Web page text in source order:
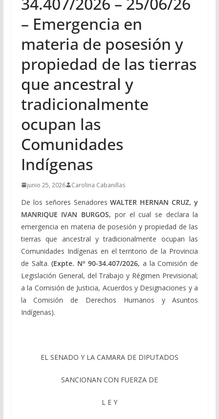
– Emergencia en
materia de posesión y
propiedad de las tierras
que ancestral y
tradicionalmente
ocupan las
Comunidades
Indígenas
junio 25, 2026 Carolina Cabanillas
De los señores SenadoresWALTER HERNAN CRUZ, y
MANRIQUE IVAN BURGOS, por el cual se declara la
emergencia en materia de posesión y propiedad de las
tierras que ancestral y tradicionalmente ocupan las
Comunidades Indígenas en el territorio de la Provincia
de Salta.(Expte. Nº 90-34.407/2026, a la Comisión de
Legislación General, del Trabajo y Régimen Previsional;
a la Comisión de Justicia, Acuerdos y Designaciones y a
la Comisión de Derechos Humanos y Asuntos
Indígenas).
EL SENADO Y LA CAMARA DE DIPUTADOS
SANCIONAN CON FUERZA DE
L E Y